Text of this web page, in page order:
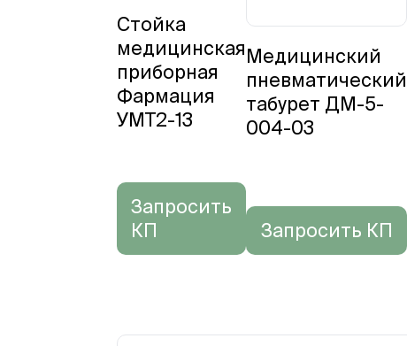
Стойка
медицинская
приборная
Фармация
УМТ2-13
Запросить
КП
Медицинский
пневматический
табурет ДМ-5-
004-03
Запросить КП